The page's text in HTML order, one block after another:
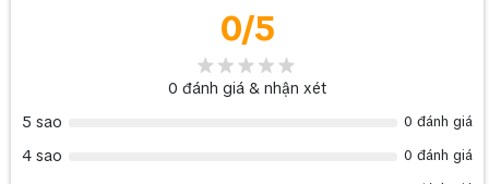
0/5
0 đánh giá & nhận xét
5 sao
0 đánh giá
4 sao 0 đánh giá